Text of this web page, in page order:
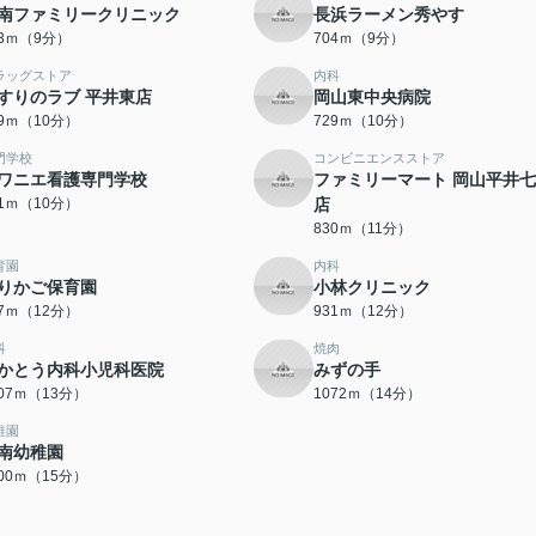
ファミリークリニック
（9分）
長浜ラーメン秀やす
704ｍ（9分）
ッグストア
りのラブ 平井東店
（10分）
内科
岡山東中央病院
729ｍ（10分）
学校
ニエ看護専門学校
（10分）
コンビニエンスストア
ファミリーマート 岡山平井
店
830ｍ（11分）
園
かご保育園
（12分）
内科
小林クリニック
931ｍ（12分）
とう内科小児科医院
ｍ（13分）
焼肉
みずの手
1072ｍ（14分）
園
幼稚園
ｍ（15分）